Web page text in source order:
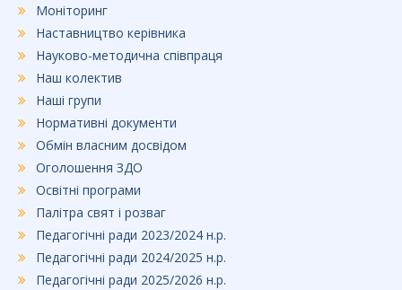
Моніторинг
Наставництво керівника
Науково-методична співпраця
Наш колектив
Наші групи
Нормативні документи
Обмін власним досвідом
Оголошення ЗДО
Освітні програми
Палітра свят і розваг
Педагогічні ради 2023/2024 н.р.
Педагогічні ради 2024/2025 н.р.
Педагогічні ради 2025/2026 н.р.